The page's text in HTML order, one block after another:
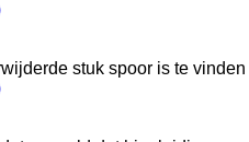
stuk spoor is te